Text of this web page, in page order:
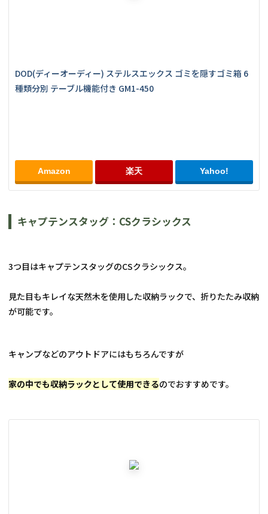
DOD(ディーオーディー) ステルスエックス ゴミを隠すゴミ箱 6
種類分別 テーブル機能付き GM1-450
Amazon 楽天 Yahoo!
キャプテンスタッグ：CSクラシックス
3つ目はキャプテンスタッグのCSクラシックス。
見た目もキレイな天然木を使用した収納ラックで、折りたたみ収納
が可能です。
キャンプなどのアウトドアにはもちろんですが
家の中でも収納ラックとして使用できるのでおすすめです。